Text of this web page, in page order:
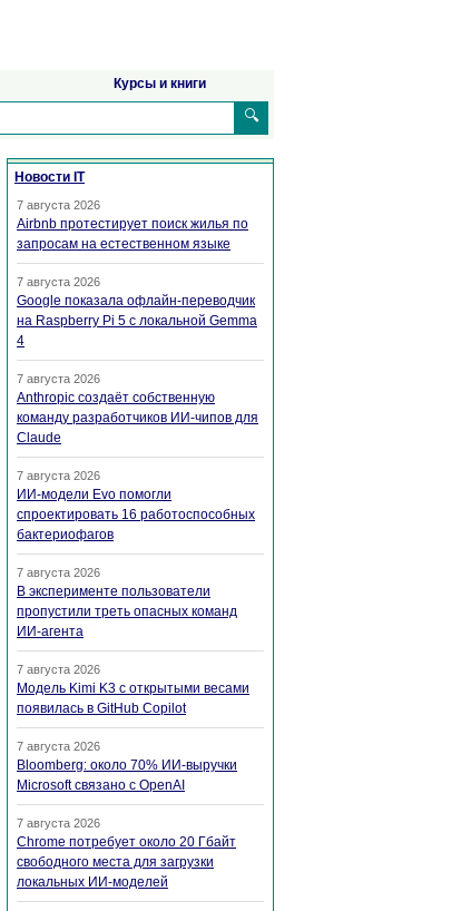
Курсы и книги
🔍
Новости IT
7 августа 2026
Airbnb протестирует поиск жилья по
запросам на естественном языке
7 августа 2026
Google показала офлайн-переводчик
на Raspberry Pi 5 с локальной Gemma
4
7 августа 2026
Anthropic создаёт собственную
команду разработчиков ИИ-чипов для
Claude
7 августа 2026
ИИ-модели Evo помогли
спроектировать 16 работоспособных
бактериофагов
7 августа 2026
В эксперименте пользователи
пропустили треть опасных команд
ИИ-агента
7 августа 2026
Модель Kimi K3 с открытыми весами
появилась в GitHub Copilot
7 августа 2026
Bloomberg: около 70% ИИ-выручки
Microsoft связано с OpenAI
7 августа 2026
Chrome потребует около 20 Гбайт
свободного места для загрузки
локальных ИИ-моделей